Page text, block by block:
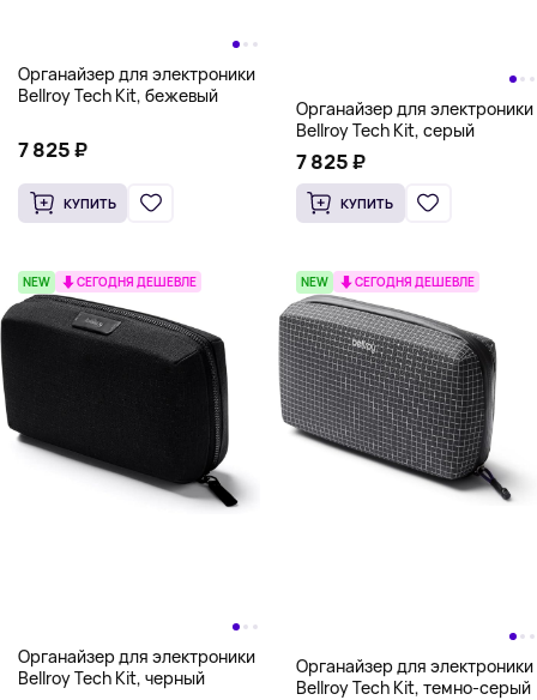
Органайзер для электроники
Bellroy Tech Kit, бежевый
7 825 ₽
КУПИТЬ
Органайзер для электроники
Bellroy Tech Kit, серый
7 825 ₽
КУПИТЬ
NEW СЕГОДНЯ ДЕШЕВЛЕ
Органайзер для электроники
Bellroy Tech Kit, черный
NEW СЕГОДНЯ ДЕШЕВЛЕ
Органайзер для электроники
Bellroy Tech Kit, темно-серый